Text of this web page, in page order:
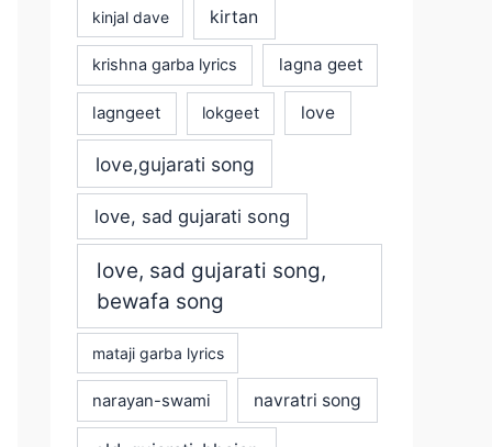
kinjal dave kirtan
krishna garba lyrics lagna geet
lagngeet lokgeet love
love,gujarati song
love, sad gujarati song
love, sad gujarati song,
bewafa song
mataji garba lyrics
narayan-swami navratri song